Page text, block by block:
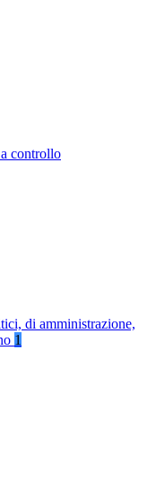
controllo
di amministrazione,
1